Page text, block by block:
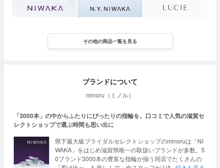
その他の商品一覧を見る
ブランドについて
minoru（ミノル）
「3000本」の中からふたりにぴったりの指輪を。口コミで人気の滋賀セ
レクトショップで選ぶ時間も思い出に
県下最大級ブライダルセレクトショップのminoruは「NI
WAKA」をはじめ滋賀県唯一の取扱いブランドが多数。5
0ブランド3000本の豊富な指輪が揃う同店でたくさんの